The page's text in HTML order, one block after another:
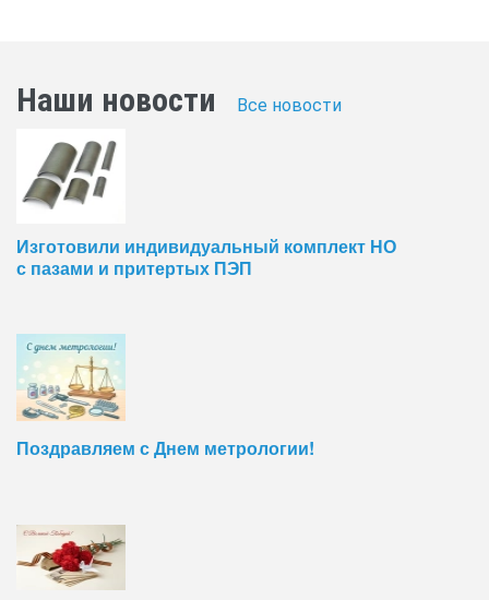
Наши новости Все новости
Изготовили индивидуальный комплект НО
с пазами и притертых ПЭП
Поздравляем с Днем метрологии!